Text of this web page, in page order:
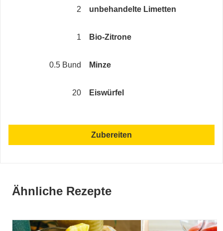
2 unbehandelte Limetten
1 Bio-Zitrone
0.5 Bund Minze
20 Eiswürfel
Zubereiten
Ähnliche Rezepte